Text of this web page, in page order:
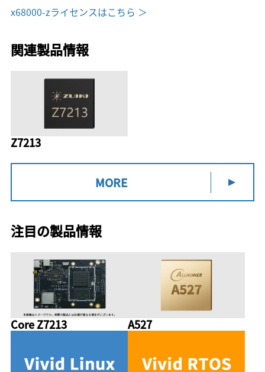
x68000-zライセンスはこちら ＞
関連製品情報
Z7213
MORE
注目の製品情報
Core Z7213 A527